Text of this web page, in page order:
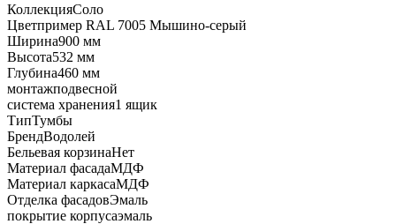
КоллекцияСоло
Цветпример RAL 7005 Мышино-серый
Ширина900 мм
Высота532 мм
Глубина460 мм
монтажподвесной
система хранения1 ящик
ТипТумбы
БрендВодолей
Бельевая корзинаНет
Материал фасадаМДФ
Материал каркасаМДФ
Отделка фасадовЭмаль
покрытие корпусаэмаль